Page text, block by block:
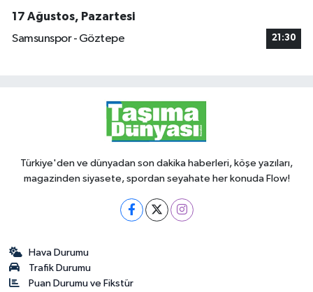
17 Ağustos, Pazartesi
Samsunspor - Göztepe
21:30
Türkiye'den ve dünyadan son dakika haberleri, köşe yazıları,
magazinden siyasete, spordan seyahate her konuda Flow!
Hava Durumu
Trafik Durumu
Puan Durumu ve Fikstür